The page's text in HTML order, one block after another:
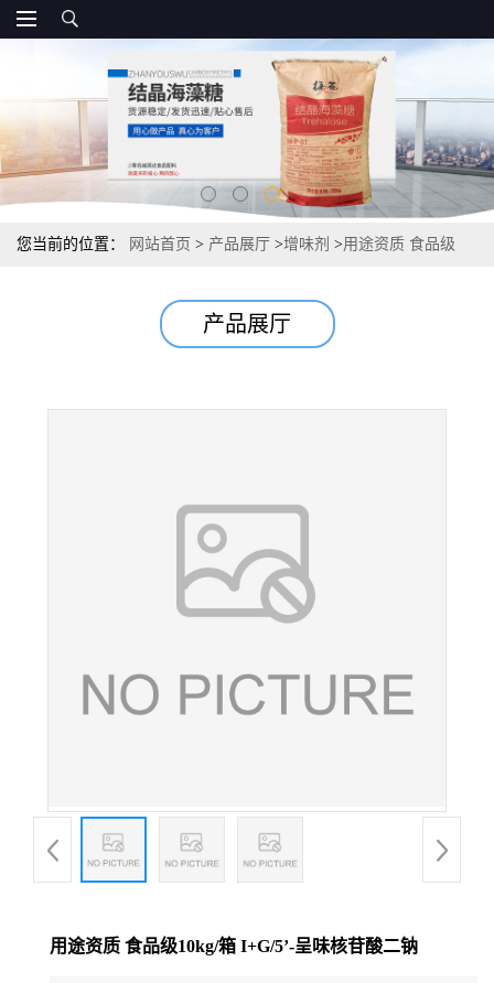
您当前的位置： 网站首页 > 产品展厅 >增味剂 >用途资质 食品级
产品展厅
用途资质 食品级10kg/箱 I+G/5’-呈味核苷酸二钠